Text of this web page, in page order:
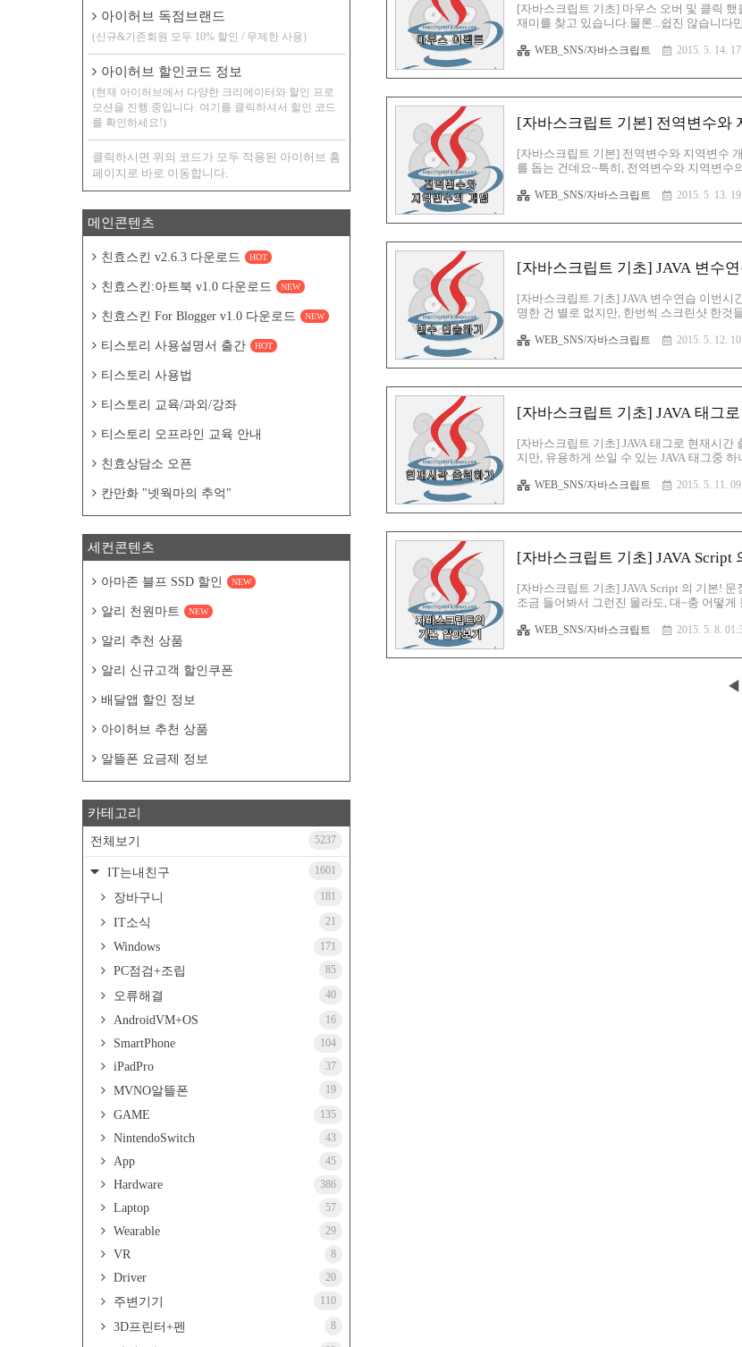
[자바스크립트 기초] 마우스 오버 및 클릭
재미를 찾고 있습니다.물론...쉽진 않습니다
^^; 이번시간엔, 마우스 이벤트들에 대해서
우스 커서가 빠지면, 다시 원래대로 돌아오
성해서 꾸밀 수 있어요^^ 자~ 그러면 한번
이렇게 하구..
WEB_SNS/자바스크립트 2015. 5. 14.
[자바스크립트 기본] 전역변수와
[자바스크립트 기본] 전역변수와 지역변수
를 돕는 건데요~특히, 전역변수와 지역변수
하게 말씀을 드리자면, 내가 수치라던지 뭔
자, 그리고 전역변수와 지역변수에 대한 개
되어지구요, 한마디로, function 안에서 쓰
모든 스크립트..
WEB_SNS/자바스크립트 2015. 5. 13.
[자바스크립트 기초] JAVA 변수
[자바스크립트 기초] JAVA 변수연습 이번
명한 건 별로 없지만, 한번씩 스크린샷 한것
값을 JAVA 태그코드에 대입해서 변화를 주
한 도구들이 있죠?도구를 활용하여, 글씨
이 다 변수라고 할 수 있겠습니다^^ 우선,
하..
WEB_SNS/자바스크립트 2015. 5. 12.
[자바스크립트 기초] JAVA 태그
[자바스크립트 기초] JAVA 태그로 현재시
지만, 유용하게 쓰일 수 있는 JAVA 태그중
고, 바디에도 들어갈 수 있습니다.좀 자유롭
걸 하나 포스팅 할꺼에요.그걸 보시고, 이
디 안에 코드를 구성해 보았구요,var 라는
화를 ..
WEB_SNS/자바스크립트 2015. 5. 11.
[자바스크립트 기초] JAVA Script
[자바스크립트 기초] JAVA Script 의 기본!
조금 들어봐서 그런진 몰라도, 대~충 어떻
알려드릴 수 있도록자바스크립트 기본을 익
문장을 자바를 이용해서 띄워보도록 할께
는전 지금까지 포스팅을 보시면 이해가 되
WEB_SNS/자바스크립트 2015. 5. 8.
◀
아이허브 독점브랜드
(신규&기존회원 모두 10% 할인 / 무제한 사용)
아이허브 할인코드 정보
(현재 아이허브에서 다양한 크리에이터와 할인 프로
모션을 진행 중입니다. 여기를 클릭하셔서 할인 코드
를 확인하세요!)
클릭하시면 위의 코드가 모두 적용된 아이허브 홈
페이지로 바로 이동합니다.
메인콘텐츠
친효스킨 v2.6.3 다운로드 HOT
친효스킨:아트북 v1.0 다운로드 NEW
친효스킨 For Blogger v1.0 다운로드 NEW
티스토리 사용설명서 출간 HOT
티스토리 사용법
티스토리 교육/과외/강좌
티스토리 오프라인 교육 안내
친효상담소 오픈
칸만화 "넷웍마의 추억"
세컨콘텐츠
아마존 블프 SSD 할인 NEW
알리 천원마트 NEW
알리 추천 상품
알리 신규고객 할인쿠폰
배달앱 할인 정보
아이허브 추천 상품
알뜰폰 요금제 정보
카테고리
전체보기 5237
IT는내친구 1601
장바구니 181
IT소식 21
Windows 171
PC점검+조립 85
오류해결 40
AndroidVM+OS 16
SmartPhone 104
iPadPro 37
MVNO알뜰폰 19
GAME 135
NintendoSwitch 43
App 45
Hardware 386
Laptop 57
Wearable 29
VR 8
Driver 20
주변기기 110
3D프린터+펜 8